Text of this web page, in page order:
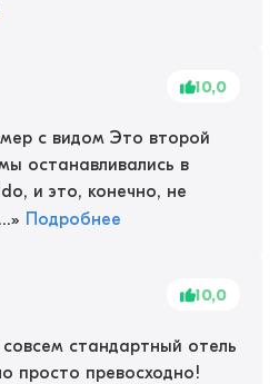
10,0
с видом Это второй
останавливались в
и это, конечно, не
» Подробнее
10,0
стандартный отель
просто превосходно!